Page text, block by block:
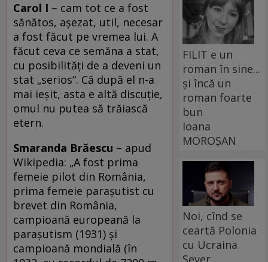
Carol I – cam tot ce a fost
sănătos, aşezat, util, necesar
a fost făcut pe vremea lui. A
făcut ceva ce semăna a stat,
cu posibilităţi de a deveni un
stat „serios“. Că după el n-a
mai ieşit, asta e altă discuţie,
omul nu putea să trăiască
etern.
Smaranda Brăescu – apud
Wikipedia: „A fost prima
femeie pilot din România,
prima femeie paraşutist cu
brevet din România,
campioană europeană la
paraşutism (1931) şi
campioană mondială (în
FILIT e un
roman în sine...
și încă un
roman foarte
bun
Ioana
MOROȘAN
Noi, cînd se
ceartă Polonia
cu Ucraina
Sever